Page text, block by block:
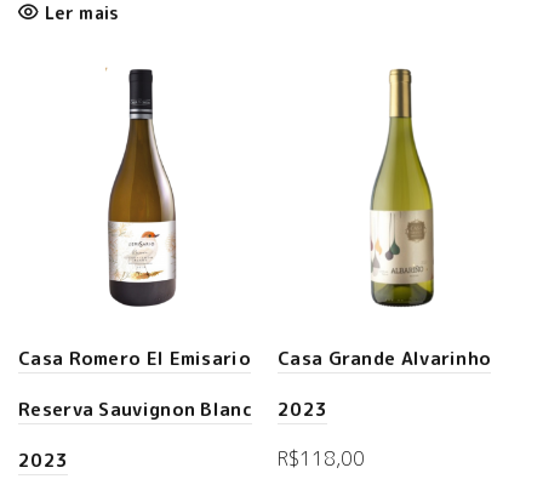
Ler mais
Casa Romero El Emisario
Reserva Sauvignon Blanc
2023
Casa Grande Alvarinho
2023
R$118,00